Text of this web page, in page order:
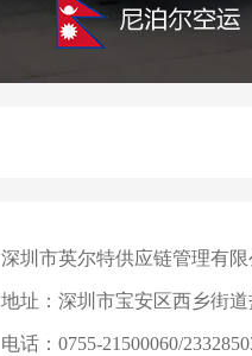
深圳市英尔特供应链管理有限
地址：深圳市宝安区西乡街
电话：0755-21500060/